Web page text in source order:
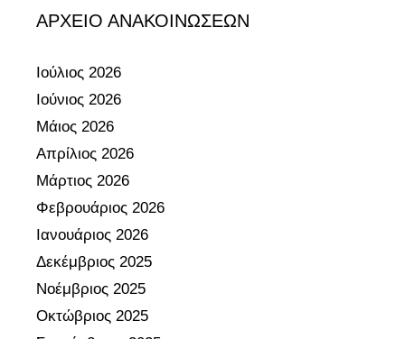
ρ
ύ
λ
ο
σ
ο
λ
ε
ί
ο
ΑΡΧΕΙΟ ΑΝΑΚΟΙΝΩΣΕΩΝ
Ιούλιος 2026
Ιούνιος 2026
Μάιος 2026
Απρίλιος 2026
Μάρτιος 2026
Φεβρουάριος 2026
Ιανουάριος 2026
Δεκέμβριος 2025
Νοέμβριος 2025
Οκτώβριος 2025